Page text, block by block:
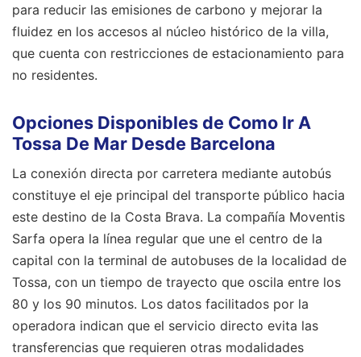
para reducir las emisiones de carbono y mejorar la
fluidez en los accesos al núcleo histórico de la villa,
que cuenta con restricciones de estacionamiento para
no residentes.
Opciones Disponibles de Como Ir A
Tossa De Mar Desde Barcelona
La conexión directa por carretera mediante autobús
constituye el eje principal del transporte público hacia
este destino de la Costa Brava. La compañía Moventis
Sarfa opera la línea regular que une el centro de la
capital con la terminal de autobuses de la localidad de
Tossa, con un tiempo de trayecto que oscila entre los
80 y los 90 minutos. Los datos facilitados por la
operadora indican que el servicio directo evita las
transferencias que requieren otras modalidades